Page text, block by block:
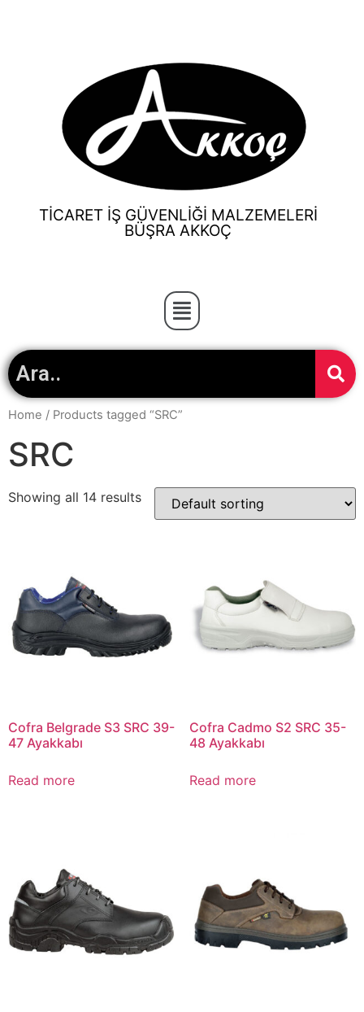
TİCARET İŞ GÜVENLİĞİ MALZEMELERİ
BÜŞRA AKKOÇ
Home / Products tagged “SRC”
SRC
Showing all 14 results
Cofra Belgrade S3 SRC 39-
47 Ayakkabı
Read more
Cofra Cadmo S2 SRC 35-
48 Ayakkabı
Read more